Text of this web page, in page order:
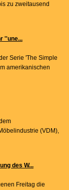
zu zweitausend
''une...
Serie 'The Simple
amerikanischen
(VDM),
des W...
Freitag die